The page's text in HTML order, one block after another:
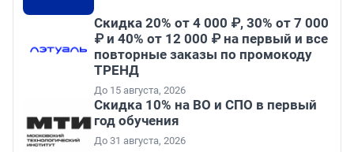
Скидка 20% от 4 000 ₽, 30% от 7 000
₽ и 40% от 12 000 ₽ на первый и все
повторные заказы по промокоду
ТРЕНД
До 15 августа, 2026
Скидка 10% на ВО и СПО в первый
год обучения
До 31 августа, 2026